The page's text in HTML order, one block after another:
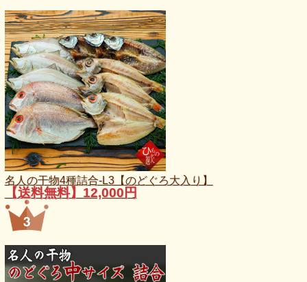
名人の干物4種詰合-L3【のどぐろ大入り】
【送料無料】12,000円